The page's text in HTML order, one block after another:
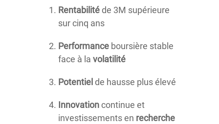
Rentabilité de 3M supérieure
sur cinq ans
Performance boursière stable
face à la volatilité
Potentiel de hausse plus élevé
Innovationcontinue et
investissements en recherche